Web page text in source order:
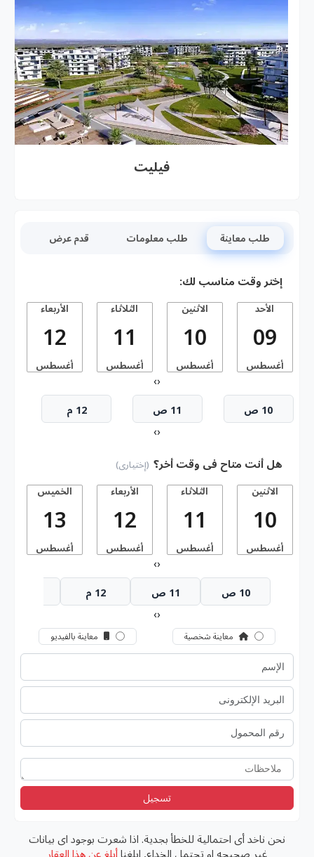
فيليت
طلب معاينة طلب معلومات قدم عرض
إختر وقت مناسب لك:
الأحد
09
أغسطس
الاثنين
10
أغسطس
الثلاثاء
11
أغسطس
الأربعاء
12
أغسطس
‹
›
10 ص 11 ص 12 م
‹
›
هل أنت متاح فى وقت أخر؟ (إختيارى)
الاثنين
10
أغسطس
الثلاثاء
11
أغسطس
الأربعاء
12
أغسطس
الخميس
13
أغسطس
‹
›
10 ص 11 ص 12 م
‹
›
معاينة شخصية معاينة بالفيديو
تسجيل
نحن ناخد أى احتمالية للخطأ بجدية. اذا شعرت بوجود اى بيانات
غير صحيحه او تحتمل الخداع, ابلغنا أبلغ عن هذا العقار